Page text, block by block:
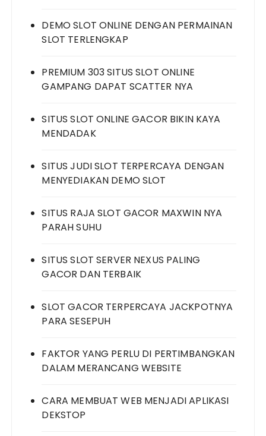
DEMO SLOT ONLINE DENGAN PERMAINAN
SLOT TERLENGKAP
PREMIUM 303 SITUS SLOT ONLINE
GAMPANG DAPAT SCATTER NYA
SITUS SLOT ONLINE GACOR BIKIN KAYA
MENDADAK
SITUS JUDI SLOT TERPERCAYA DENGAN
MENYEDIAKAN DEMO SLOT
SITUS RAJA SLOT GACOR MAXWIN NYA
PARAH SUHU
SITUS SLOT SERVER NEXUS PALING
GACOR DAN TERBAIK
SLOT GACOR TERPERCAYA JACKPOTNYA
PARA SESEPUH
FAKTOR YANG PERLU DI PERTIMBANGKAN
DALAM MERANCANG WEBSITE
CARA MEMBUAT WEB MENJADI APLIKASI
DEKSTOP